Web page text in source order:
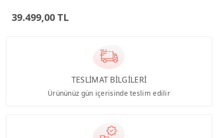
39.499,00 TL
TESLİMAT BİLGİLERİ
Ürününüz gün içerisinde teslim edilir